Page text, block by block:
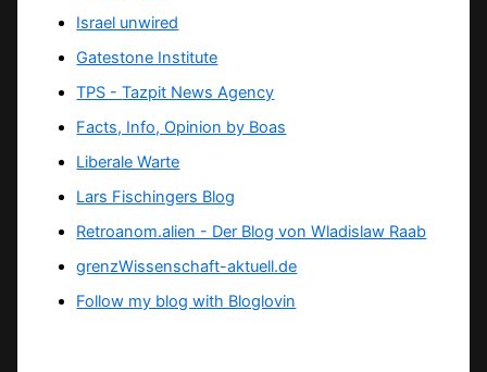
Israel unwired
Gatestone Institute
TPS -Tazpit News Agency
Facts, Info, Opinion by Boas
Liberale Warte
Lars Fischingers Blog
Retroanom.alien - Der Blog von Wladislaw Raab
grenzWissenschaft-aktuell.de
Follow my blog with Bloglovin